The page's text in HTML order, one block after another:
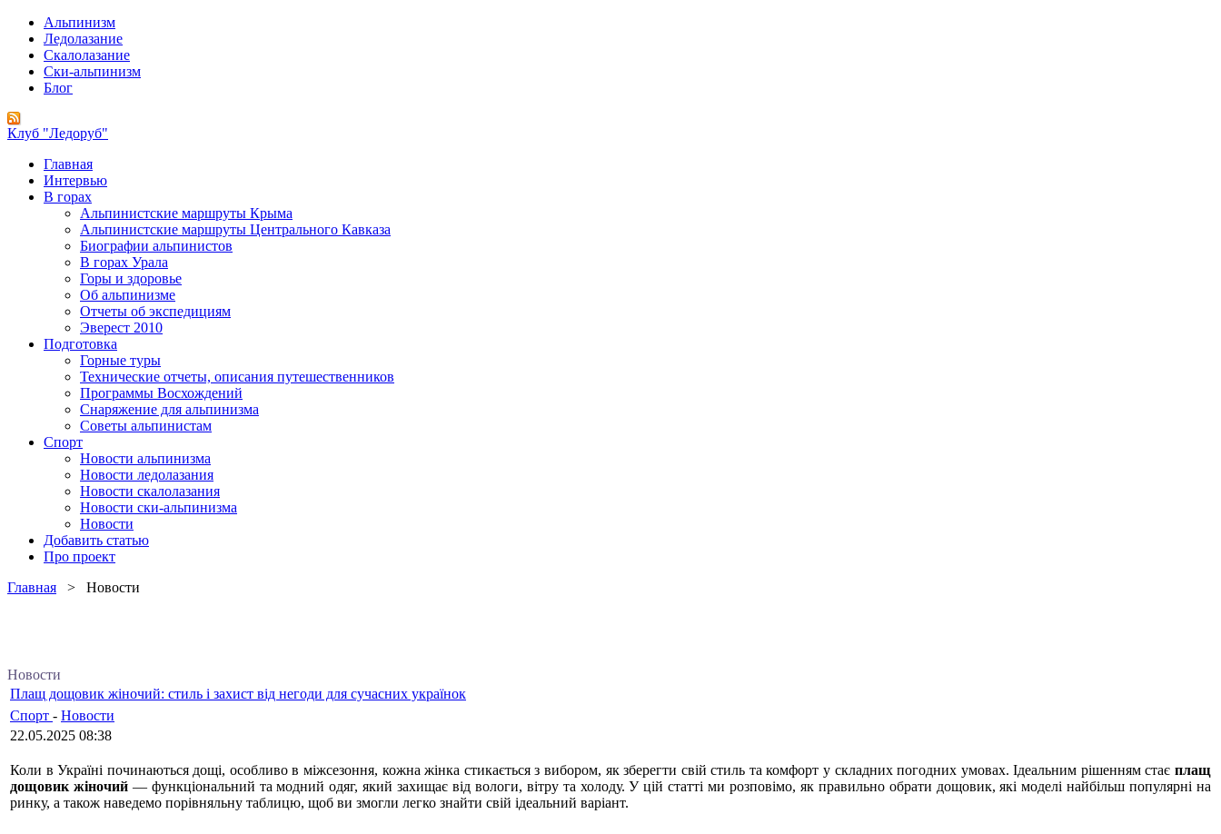
Альпинизм
Ледолазание
Скалолазание
Ски-альпинизм
Блог
Клуб "Ледоруб"
Главная
Интервью
В горах
Альпинистские маршруты Крыма
Альпинистские маршруты Центрального Кавказа
Биографии альпинистов
В горах Урала
Горы и здоровье
Об альпинизме
Отчеты об экспедициям
Эверест 2010
Подготовка
Горные туры
Технические отчеты, описания путешественников
Программы Восхождений
Снаряжение для альпинизма
Советы альпинистам
Спорт
Новости альпинизма
Новости ледолазания
Новости скалолазания
Новости ски-альпинизма
Новости
Добавить статью
Про проект
Главная > Новости
Новости
Плащ дощовик жіночий: стиль і захист від негоди для сучасних українок
Спорт - Новости
22.05.2025 08:38
Коли в Україні починаються дощі, особливо в міжсезоння, кожна жінка стикається з вибором, як зберегти свій стиль та комфорт у складних погодних умовах. Ідеальним рішенням стає плащ
дощовик жіночий— функціональний та модний одяг, який захищає від вологи, вітру та холоду. У цій статті ми розповімо, як правильно обрати дощовик, які моделі найбільш популярні на
ринку, а також наведемо порівняльну таблицю, щоб ви змогли легко знайти свій ідеальний варіант.